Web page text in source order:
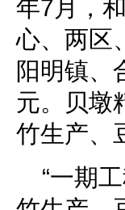
年7月，
心、两区
阳明镇、
元。贝墩
竹生产、
“一期